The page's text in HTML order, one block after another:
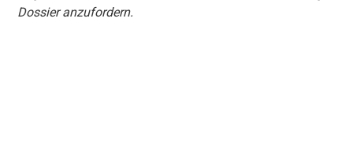
Dossier anzufordern.